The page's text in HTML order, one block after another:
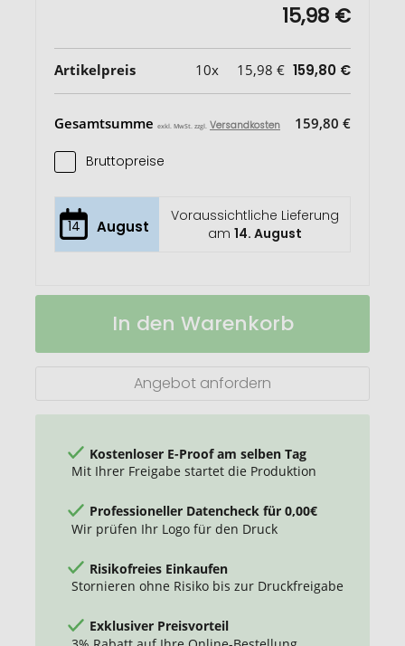
15,98 €
Artikelpreis 10x 15,98 € 159,80 €
Gesamtsumme exkl. MwSt. zzgl. Versandkosten 159,80 €
Bruttopreise
14 August
Voraussichtliche Lieferung
am 14. August
Lupe
"Measurement
x"
Auf
In den Warenkorb
Angebot anfordern
Kostenloser E-Proof am selben Tag
Mit Ihrer Freigabe startet die Produktion
Professioneller Datencheck für 0,00€
Wir prüfen Ihr Logo für den Druck
Risikofreies Einkaufen
Stornieren ohne Risiko bis zur Druckfreigabe
Exklusiver Preisvorteil